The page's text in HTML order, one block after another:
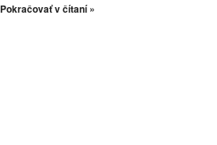
Pokračovať v čítaní »